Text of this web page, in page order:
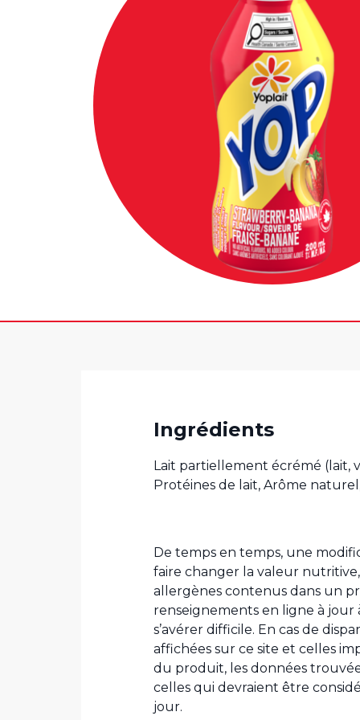
Ingrédients
Lait partiellement écrémé (lait,
Protéines de lait, Arôme
De temps en temps, une
faire changer la valeur
allergènes contenus dans un
renseignements en ligne à
s’avérer difficile. En cas de
affichées sur ce site et celles
du produit, les données
celles qui devraient être
jour.